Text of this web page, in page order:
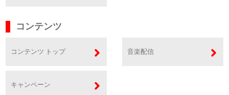
コンテンツ
コンテンツ トップ 音楽配信
キャンペーン